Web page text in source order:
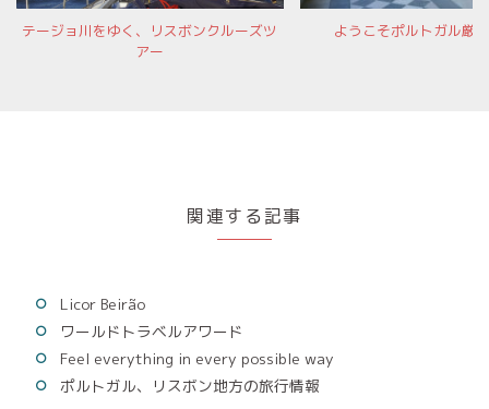
テージョ川をゆく、リスボンクルーズツ
アー
ようこそポルトガル厳
関連する記事
Licor Beirão
ワールドトラベルアワード
Feel everything in every possible way
ポルトガル、リスボン地方の旅行情報